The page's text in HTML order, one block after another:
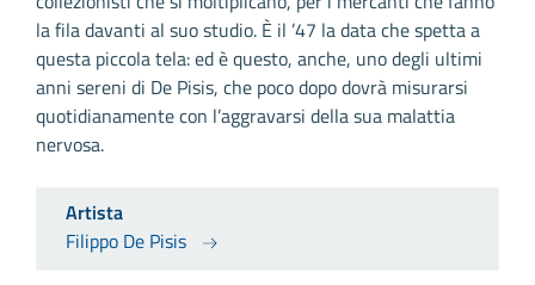
la fila davanti al suo studio. È il ’47 la data che spetta a
questa piccola tela: ed è questo, anche, uno degli ultimi
anni sereni di De Pisis, che poco dopo dovrà misurarsi
quotidianamente con l’aggravarsi della sua malattia
nervosa.
Artista
Filippo De Pisis